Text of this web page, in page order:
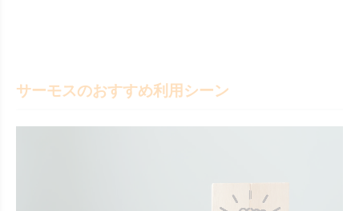
サーモスのおすすめ利用シーン